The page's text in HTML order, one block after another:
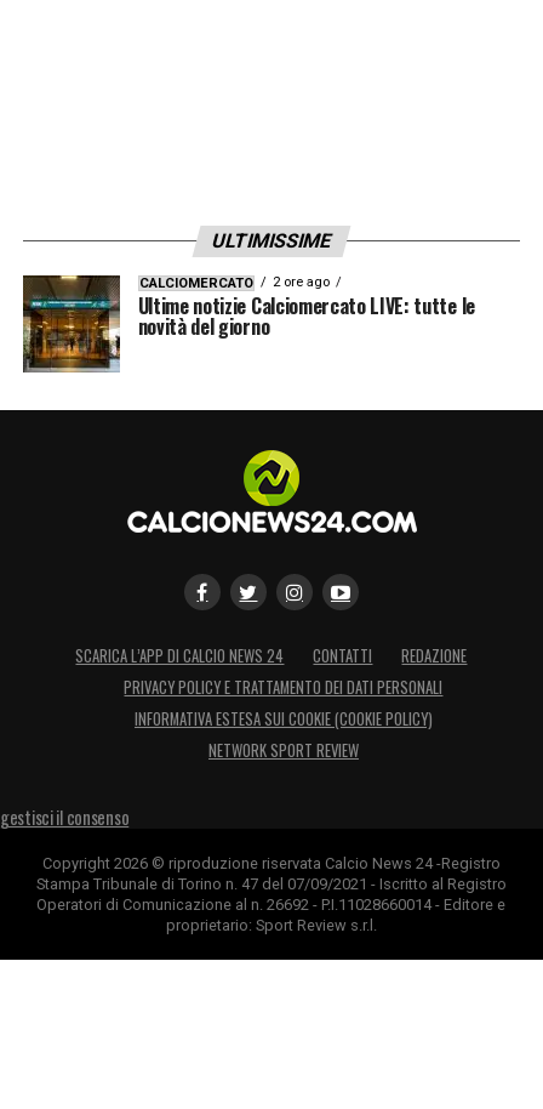
ULTIMISSIME
CALCIOMERCATO 2 ore ago
Ultime notizie Calciomercato LIVE: tutte le
novità del giorno
SCARICA L’APP DI CALCIO NEWS 24 CONTATTI
REDAZIONE
PRIVACY POLICY E TRATTAMENTO DEI DATI PERSONALI
INFORMATIVA ESTESA SUI COOKIE (COOKIE POLICY)
NETWORK SPORT REVIEW
gestisci il consenso
Copyright 2026 © riproduzione riservata Calcio News 24 -Registro
Stampa Tribunale di Torino n. 47 del 07/09/2021 - Iscritto al Registro
Operatori di Comunicazione al n. 26692 - P.I.11028660014 - Editore e
proprietario: Sport Review s.r.l.